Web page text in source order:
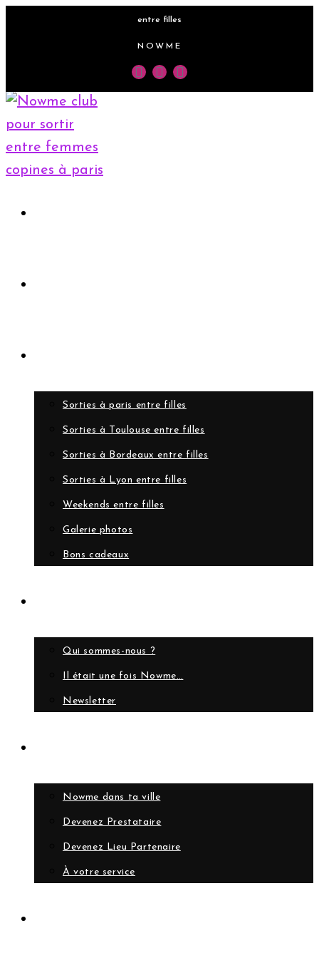
entre filles
NOWME
Sorties à paris entre filles
Sorties à Toulouse entre filles
Sorties à Bordeaux entre filles
Sorties à Lyon entre filles
Weekends entre filles
Galerie photos
Bons cadeaux
Qui sommes-nous ?
Il était une fois Nowme…
Newsletter
Nowme dans ta ville
Devenez Prestataire
Devenez Lieu Partenaire
À votre service